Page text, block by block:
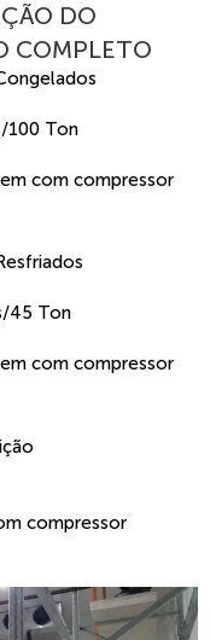
DO
COMPLETO
100 Ton
com compressor
45 Ton
com compressor
compressor